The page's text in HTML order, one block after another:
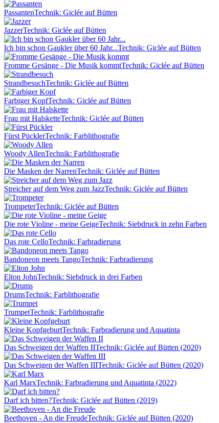
PassantenTechnik: Giclée auf Bütten
JazzerTechnik: Giclée auf Bütten
Ich bin schon Gaukler über 60 Jahr...Technik: Giclée auf Bütten
Fromme Gesänge - Die Musik kommtTechnik: Giclée auf Bütten
StrandbesuchTechnik: Giclée auf Bütten
Farbiger KopfTechnik: Giclée auf Bütten
Frau mit HalsketteTechnik: Giclée auf Bütten
Fürst PücklerTechnik: Farblithografie
Woody AllenTechnik: Farblithografie
Die Masken der NarrenTechnik: Giclée auf Bütten
Streicher auf dem Weg zum JazzTechnik: Giclée auf Bütten
TrompeterTechnik: Giclée auf Bütten
Die rote Violine - meine GeigeTechnik: Siebdruck in zehn Farben
Das rote CelloTechnik: Farbradierung
Bandoneon meets TangoTechnik: Farbradierung
Elton JohnTechnik: Siebdruck in drei Farben
DrumsTechnik: Farblithografie
TrumpetTechnik: Farblithografie
Kleine KopfgeburtTechnik: Farbradierung und Aquatinta
Das Schweigen der Waffen IITechnik: Giclée auf Bütten (2020)
Das Schweigen der Waffen IIITechnik: Giclée auf Bütten (2020)
Karl MarxTechnik: Farbradierung und Aquatinta (2022)
Darf ich bitten?Technik: Giclée auf Bütten (2019)
Beethoven - An die FreudeTechnik: Giclée auf Bütten (2020)